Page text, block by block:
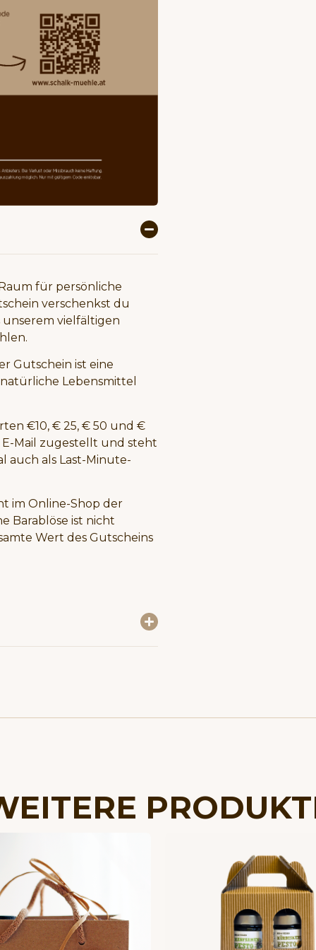
für persönliche
verschenkst du
unserem vielfältigen
Gutschein ist eine
Lebensmittel
€10, € 25, € 50 und €
Mail zugestellt und steht
auch als Last-Minute-
im Online-Shop der
Barablöse ist nicht
Wert des Gutscheins